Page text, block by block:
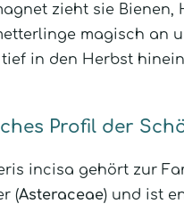
zieht sie Bienen,
magisch an
in den Herbst
Profil der
incisa gehört zur
(Asteraceae) und ist